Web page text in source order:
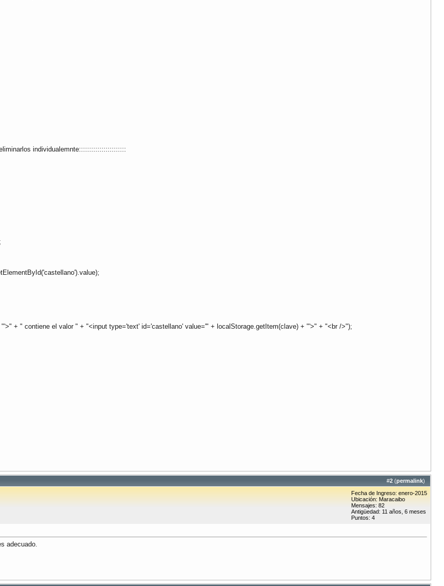
individualemnte:::::::::::::::::::::::
+ " contiene el valor " + "<input type='text' id='castellano' value='" + localStorage.getItem(clave) + "'>" + "<br />");
#2 (permalink)
Fecha de Ingreso: enero-2015
Ubicación: Maracaibo
Mensajes: 82
Antigüedad: 11 años, 6 meses
Puntos: 4
adecuado.